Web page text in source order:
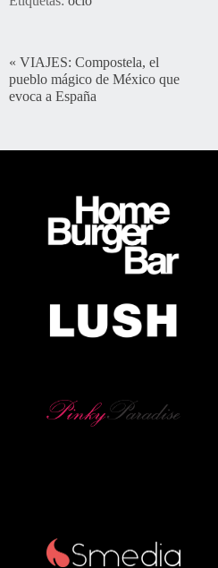
« VIAJES: Compostela, el
pueblo mágico de México que
evoca a España